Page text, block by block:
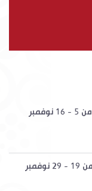
معرض الشارقة الدولي للكتاب من 5 - 16 نوفمبر
معرض الكويت الدولي للكتاب من 19 - 29 نوفمبر